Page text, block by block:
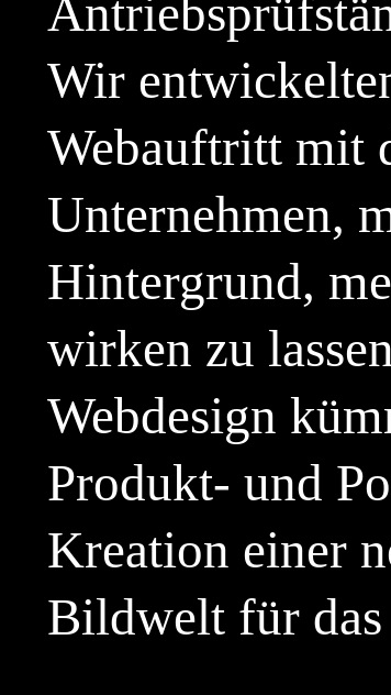
Wir
Webauftritt mit
Unternehmen,
Hintergrund,
wirken zu
Webdesign
Produkt- und
Kreation einer
Bildwelt für